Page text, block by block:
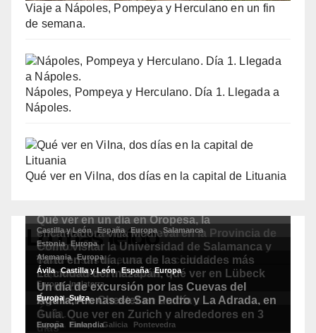
Viaje a Nápoles, Pompeya y Herculano en un fin
de semana.
Nápoles, Pompeya y Herculano. Día 1. Llegada a
Nápoles.
Qué ver en Vilna, dos días en la capital de Lituania
Lo más leído